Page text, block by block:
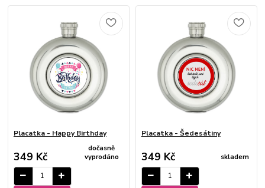
Placatka - Happy Birthday
349 Kč
dočasně
vyprodáno
Placatka - Šedesátiny
349 Kč skladem